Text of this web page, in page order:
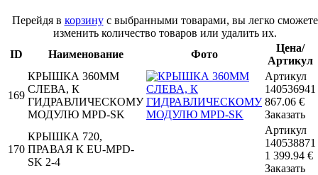
Перейдя в корзинус выбранными товарами, вы легко сможете
изменить количество товаров или удалить их.
ID
Наименование Фото
Цена/
Артикул
169
КРЫШКА 360MM
СЛЕВА, К
ГИДРАВЛИЧЕСКОМУ
МОДУЛЮ MPD-SK
Артикул
140536941
867.06 €
Заказать
170
КРЫШКА 720,
ПРАВАЯ К EU-MPD-
SK 2-4
Артикул
140538871
1 399.94 €
Заказать